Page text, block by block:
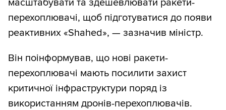
перехоплювачі, щоб підготуватися до появи
реактивних «Shahed», — зазначив міністр.
Він поінформував, що нові ракети-
перехоплювачі мають посилити захист
критичної інфраструктури поряд із
використанням дронів-перехоплювачів.